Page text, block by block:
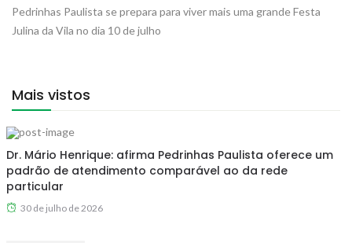
Pedrinhas Paulista se prepara para viver mais uma grande Festa
Julina da Vila no dia 10 de julho
Mais vistos
Dr. Mário Henrique: afirma Pedrinhas Paulista oferece um
padrão de atendimento comparável ao da rede
particular
30 de julho de 2026